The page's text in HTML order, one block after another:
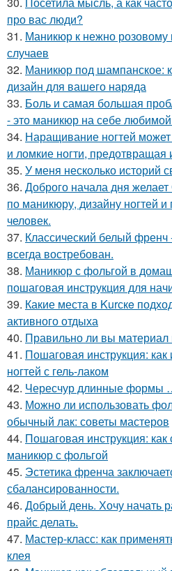
про вас люди?
31. Маникюр к нежно
случаев
32. Маникюр под шампанское:
дизайн для вашего наряда
33. Боль и самая большая
- это маникюр на себе
34. Наращивание ногтей
и ломкие ногти, предотвращая
35. У меня несколько историй
36. Доброго начала дня
по маникюру, дизайну ногтей и
человек.
37. Классический белый френч
всегда востребован.
38. Маникюр с фольгой в
пошаговая инструкция для
39. Какие места в Kurскe
активного отдыха
40. Правильно ли вы материал
41. Пошаговая инструкция:
ногтей с гель-лаком
42. Чересчур длинные формы
43. Можно ли использовать
обычный лак: советы мастеров
44. Пошаговая инструкция: как
маникюр с фольгой
45. Эстетика френча
сбалансированности.
46. Добрый день. Хочу начать
прайс делать.
47. Мастер-класс: как
клея